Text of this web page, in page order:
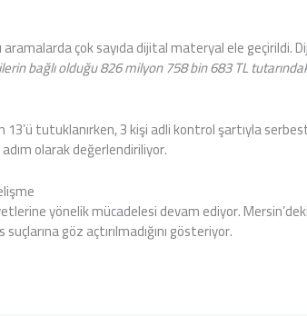
çok sayıda dijital materyal ele geçirildi.
bağlı olduğu 826 milyon 758 bin 683 TL
tutuklanırken, 3 kişi adli kontrol şartıyla serbest
olarak değerlendiriliyor.
yönelik mücadelesi devam ediyor.
göz açtırılmadığını gösteriyor.